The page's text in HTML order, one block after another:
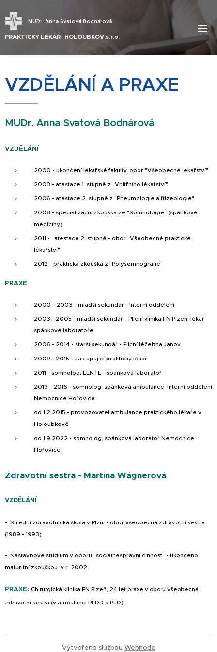
MUDr. Anna Svatová Bodnárová
PRAKTICKÝ LÉKAŘ- HOLOUBKOV,s.r.o.
VZDĚLÁNÍ A PRAXE
MUDr. Anna Svatová Bodnárová
VZDĚLÁNÍ
2000 - ukončení lékařské fakulty, obor "Všeobecné lékařství"
2003 - atestace 1. stupně z "Vnitřního lékařství"
2006 - atestace 2. stupně z "Pneumologie a ftizeologie"
2008 - specializační zkouška ze "Somnologie" (spánkové
medicíny)
2011 - atestace 2. stupně - obor "Všeobecné praktické
lékařství"
2012 - praktická zkouška z "Polysomnografie"
PRAXE
2000 - 2003 - mladší sekundář - Interní oddělení
2003 - 2005 - mladší sekundář - Plicní klinika FN Plzeň, lékař
spánkové laboratoře
2006 - 2014 - starší sekundář - Plicní léčebna Janov
2009 - 2015 - zastupující praktický lékař
2011 - somnolog, LENTE - spánková laboratoř
2013 - 2016 - somnolog, spánková ambulance, interní oddělení
Nemocnice Hořovice
od 1.2.2015 - provozovatel ambulance praktického lékaře v
Holoubkově
od 1.9.2022 - somnolog, spánková laboratoř Nemocnice
Hořovice
Zdravotní sestra - Martina Wágnerová
VZDĚLÁNÍ
- Střední zdravotnická škola v Plzni - obor všeobecná zdravotní sestra
(1989 - 1993)
- Nástavbové studium v oboru "sociálněsprávní činnost" - ukončeno
maturitní zkouškou v r. 2002
PRAXE: Chirurgická klinika FN Plzeň, 24 let praxe v oboru všeobecná
zdravotní sestra (v ambulanci PLDD a PLD).
Vytvořeno službou Webnode